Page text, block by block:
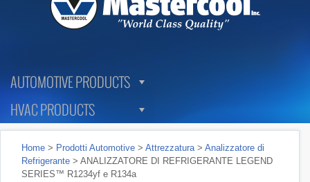
AUTOMOTIVE PRODUCTS
HVAC PRODUCTS
Home > Prodotti Automotive > Attrezzatura > Analizzatore di
Refrigerante > ANALIZZATORE DI REFRIGERANTE LEGEND
SERIES™ R1234yf e R134a